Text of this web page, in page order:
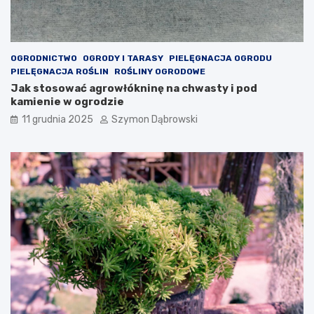
e
g
a
n
c
j
i
w
j
e
m
u
w
n
ę
t
z
?
OGRODNICTWO OGRODY I TARASY
PIELĘGNACJA OGRODU
PIELĘGNACJA ROŚLIN
ROŚLINY OGRODOWE
Jak stosować agrowłókninę na chwasty i pod
kamienie w ogrodzie
11 grudnia 2025 Szymon Dąbrowski